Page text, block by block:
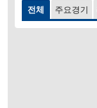
전체 주요경기